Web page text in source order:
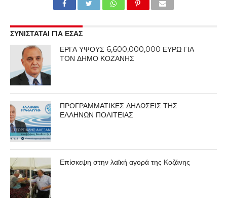
ΣΥΝΙΣΤΑΤΑΙ ΓΙΑ ΕΣΑΣ
ΕΡΓΑ ΥΨΟΥΣ 6,600,000,000 ΕΥΡΩ ΓΙΑ
ΤΟΝ ΔΗΜΟ ΚΟΖΑΝΗΣ
ΠΡΟΓΡΑΜΜΑΤΙΚΕΣ ΔΗΛΩΣΕΙΣ ΤΗΣ
ΕΛΛΗΝΩΝ ΠΟΛΙΤΕΙΑΣ
Επίσκεψη στην λαϊκή αγορά της Κοζάνης